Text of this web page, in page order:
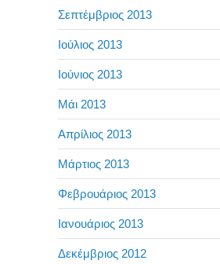
Σεπτέμβριος 2013
Ιούλιος 2013
Ιούνιος 2013
Μάι 2013
Απρίλιος 2013
Μάρτιος 2013
Φεβρουάριος 2013
Ιανουάριος 2013
Δεκέμβριος 2012